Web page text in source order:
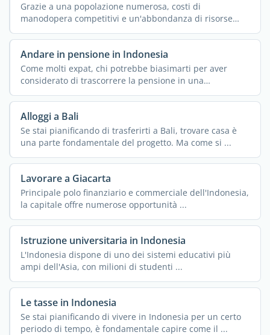
Grazie a una popolazione numerosa, costi di
manodopera competitivi e un'abbondanza di risorse
naturali, ...
Andare in pensione in Indonesia
Come molti expat, chi potrebbe biasimarti per aver
considerato di trascorrere la pensione in una
destinazione ...
Alloggi a Bali
Se stai pianificando di trasferirti a Bali, trovare casa è
una parte fondamentale del progetto. Ma come si ...
Lavorare a Giacarta
Principale polo finanziario e commerciale dell'Indonesia,
la capitale offre numerose opportunità ...
Istruzione universitaria in Indonesia
L'Indonesia dispone di uno dei sistemi educativi più
ampi dell'Asia, con milioni di studenti ...
Le tasse in Indonesia
Se stai pianificando di vivere in Indonesia per un certo
periodo di tempo, è fondamentale capire come il ...